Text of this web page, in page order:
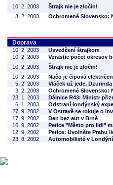
10. 2. 2003
Štrajk nie je zločin!
3. 2. 2003
Ochromené Slovensko:
Doprava
10. 2. 2003
Usvedčení štrajkom
10. 2. 2003
Vzrastie počet okresov
10. 2. 2003
Štrajk nie je zločin!
10. 2. 2003
Načo je čipová
5. 2. 2003
Vláček už jede, Dzurinda
3. 2. 2003
Ochromené Slovensko:
23. 1. 2003
Dálnice R43: Ministr
6. 1. 2003
Odstraní londýnský
27. 9. 2002
V Ostravě se rokuje o
17. 9. 2002
Den bez aut v Brně
16. 9. 2002
Petice "Město pro lidi"
12. 9. 2002
Petice: Uvolněte Prahu
23. 8. 2002
Automobilisté v